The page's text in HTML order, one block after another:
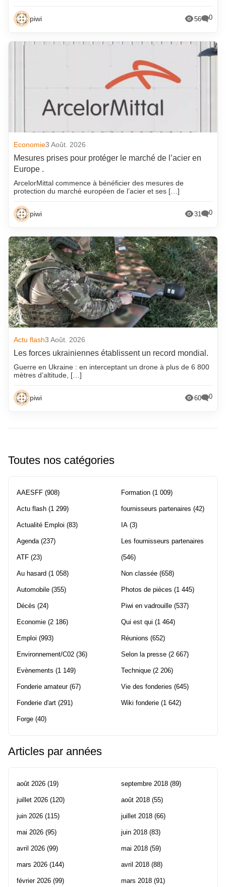
piwi 56 0
Economie3 Août. 2026
Mesures prises pour protéger le marché de l’acier en
Europe .
ArcelorMittal commence à bénéficier des mesures de
protection du marché européen de l’acier et ses […]
piwi 31 0
Actu flash3 Août. 2026
Les forces ukrainiennes établissent un record mondial.
Guerre en Ukraine : en interceptant un drone à plus de 6 800
mètres d’altitude, […]
piwi 60 0
Toutes nos catégories
AAESFF (908)
Actu flash (1 299)
Actualité Emploi (83)
Agenda (237)
ATF (23)
Au hasard (1 058)
Automobile (355)
Décès (24)
Economie (2 186)
Emploi (993)
Environnement/C02 (36)
Evènements (1 149)
Fonderie amateur(67)
Fonderie d'art (291)
Forge (40)
Formation (1 009)
fournisseurs partenaires (42)
IA (3)
Les fournisseurs partenaires
(546)
Non classée (658)
Photos de pièces (1 445)
Piwi en vadrouille (537)
Qui est qui (1 464)
Réunions (652)
Selon la presse (2 667)
Technique (2 206)
Vie des fonderies (645)
Wiki fonderie (1 642)
Articles par années
août 2026 (19)
juillet 2026 (120)
juin 2026 (115)
mai 2026 (95)
avril 2026 (99)
mars 2026 (144)
février 2026 (99)
septembre 2018 (89)
août 2018 (55)
juillet 2018 (66)
juin 2018 (83)
mai 2018 (59)
avril 2018 (88)
mars 2018 (91)